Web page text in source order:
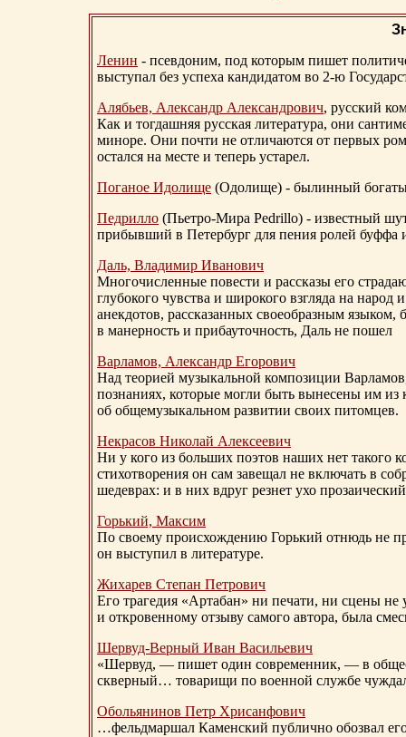
Ленин - псевдоним, под которым пишет
выступал без успеха кандидатом во 2-ю
Алябьев, Александр Александрович, русский
Как и тогдашняя русская литература, они
миноре. Они почти не отличаются от первых
остался на месте и теперь устарел.
Поганое Идолище (Одолище) - былинный
Педрилло (Пьетро-Мира Pedrillo) - известный
прибывший в Петербург для пения ролей буффа
Даль, Владимир Иванович
Многочисленные повести и рассказы его
глубокого чувства и широкого взгляда на
анекдотов, рассказанных своеобразным
в манерность и прибауточность, Даль не пошел
Варламов, Александр Егорович
Над теорией музыкальной композиции
познаниях, которые могли быть вынесены им из
об общемузыкальном развитии своих питомцев.
Некрасов Николай Алексеевич
Ни у кого из больших поэтов наших нет такого
стихотворения он сам завещал не включать в
шедеврах: и в них вдруг резнет ухо
Горький, Максим
По своему происхождению Горький отнюдь не
он выступил в литературе.
Жихарев Степан Петрович
Его трагедия «Артабан» ни печати, ни сцены
и откровенному отзыву самого автора, была
Шервуд-Верный Иван Васильевич
«Шервуд, — пишет один современник, — в
скверный… товарищи по военной службе
Обольянинов Петр Хрисанфович
…фельдмаршал Каменский публично обозвал